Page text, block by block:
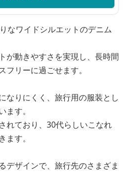
なワイドシルエットのデニム
が動きやすさを実現し、長時間
リーに過ごせます。
なりにくく、旅行用の服装とし
す。
れており、30代らしいこなれ
す。
デザインで、旅行先のさまざま